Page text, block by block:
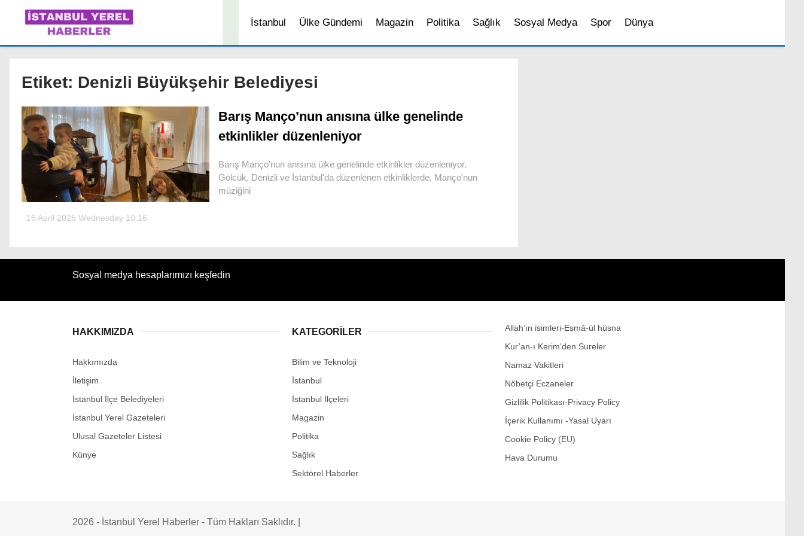
İstanbul Ülke Gündemi Magazin Politika Sağlık Sosyal Medya Spor Dünya
Etiket: Denizli Büyükşehir Belediyesi
Barış Manço’nun anısına ülke genelinde
etkinlikler düzenleniyor
Barış Manço'nun anısına ülke genelinde etkinlikler düzenleniyor.
Gölcük, Denizli ve İstanbul'da düzenlenen etkinliklerde, Manço'nun
müziğini
16 April 2025 Wednesday 10:16
Sosyal medya hesaplarımızı keşfedin
HAKKIMIZDA
Hakkımızda
İletişim
İstanbul İlçe Belediyeleri
İstanbul Yerel Gazeteleri
Ulusal Gazeteler Listesi
Künye
KATEGORİLER
Bilim ve Teknoloji
İstanbul
İstanbul İlçeleri
Magazin
Politika
Sağlık
Sektörel Haberler
Allah’ın isimleri-Esmâ-ül hüsna
Kur’an-ı Kerim’den Sureler
Namaz Vakitleri
Nöbetçi Eczaneler
Gizlilik Politikası-Privacy Policy
İçerik Kullanımı -Yasal Uyarı
Cookie Policy (EU)
Hava Durumu
2026 - İstanbul Yerel Haberler - Tüm Hakları Saklıdır. |